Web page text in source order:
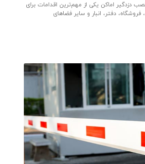
دزدگیر اماکن یکی از مهم‌ترین اقدامات برای
دفتر، انبار و سایر فضاهای